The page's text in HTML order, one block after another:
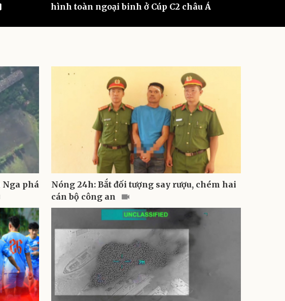
hình toàn ngoại binh ở Cúp C2 châu Á
Nga phá
Nóng 24h: Bắt đối tượng say rượu, chém hai
cán bộ công an